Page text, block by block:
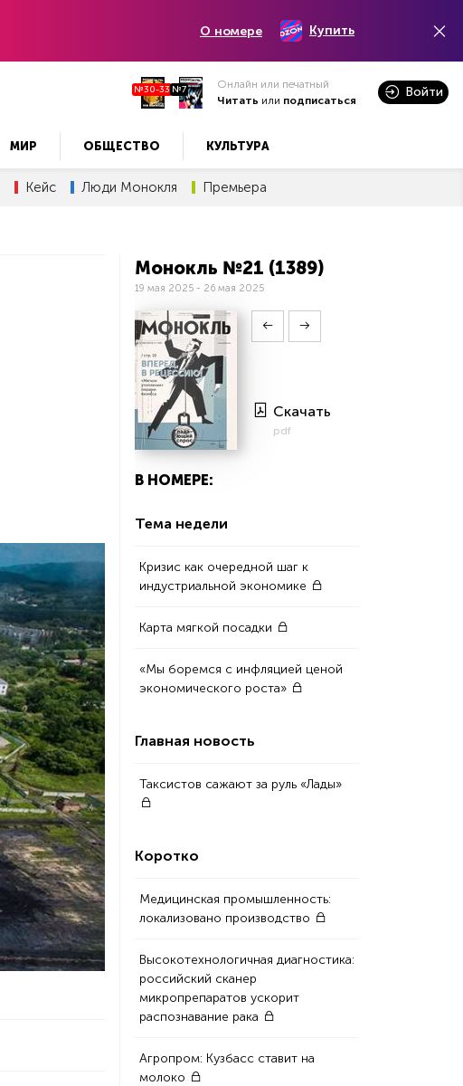
О номере Купить
№30-33 №7
Онлайн или печатный
Читать или подписаться
Войти
МИР ОБЩЕСТВО КУЛЬТУРА
Кейс Люди Монокля Премьера
Монокль №21 (1389)
19 мая 2025 - 26 мая 2025
Скачать
pdf
В НОМЕРЕ:
Тема недели
Кризис как очередной шаг к
индустриальной экономике
Карта мягкой посадки
«Мы боремся с инфляцией ценой
экономического роста»
Главная новость
Таксистов сажают за руль «Лады»
Коротко
Медицинская промышленность:
локализовано производство
Высокотехнологичная диагностика:
российский сканер
микропрепаратов ускорит
распознавание рака
Агропром: Кузбасс ставит на
молоко